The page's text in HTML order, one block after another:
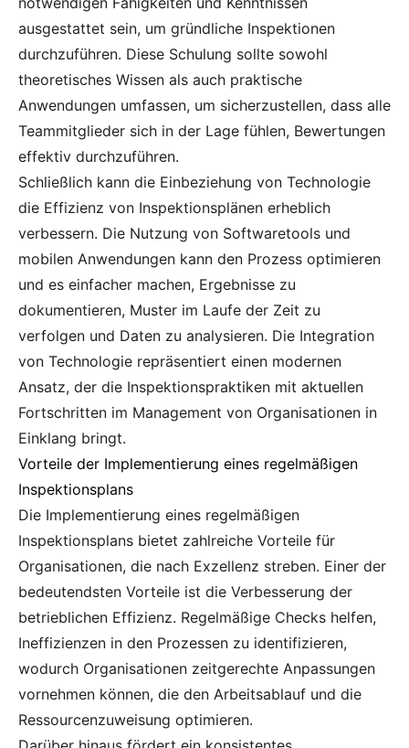
ausgestattet sein, um gründliche Inspektionen
durchzuführen. Diese Schulung sollte sowohl
theoretisches Wissen als auch praktische
Anwendungen umfassen, um sicherzustellen, dass alle
Teammitglieder sich in der Lage fühlen, Bewertungen
effektiv durchzuführen.
Schließlich kann die Einbeziehung von Technologie
die Effizienz von Inspektionsplänen erheblich
verbessern. Die Nutzung von Softwaretools und
mobilen Anwendungen kann den Prozess optimieren
und es einfacher machen, Ergebnisse zu
dokumentieren, Muster im Laufe der Zeit zu
verfolgen und Daten zu analysieren. Die Integration
von Technologie repräsentiert einen modernen
Ansatz, der die Inspektionspraktiken mit aktuellen
Fortschritten im Management von Organisationen in
Einklang bringt.
Vorteile der Implementierung eines regelmäßigen
Inspektionsplans
Die Implementierung eines regelmäßigen
Inspektionsplans bietet zahlreiche Vorteile für
Organisationen, die nach Exzellenz streben. Einer der
bedeutendsten Vorteile ist die Verbesserung der
betrieblichen Effizienz. Regelmäßige Checks helfen,
Ineffizienzen in den Prozessen zu identifizieren,
wodurch Organisationen zeitgerechte Anpassungen
vornehmen können, die den Arbeitsablauf und die
Ressourcenzuweisung optimieren.